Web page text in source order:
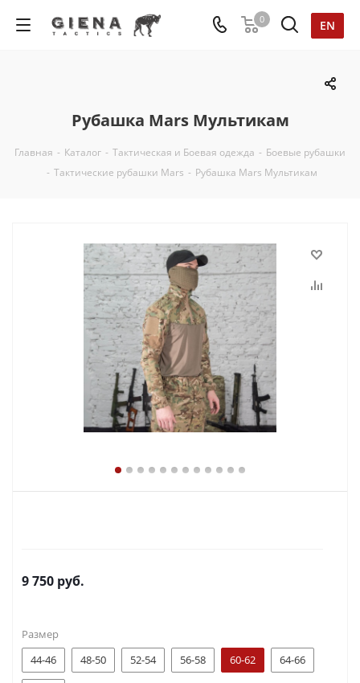
EN
0
Рубашка Mars Мультикам
Главная - Каталог - Тактическая и Боевая одежда - Боевые рубашки
- Тактические рубашки Mars - Рубашка Mars Мультикам
9 750 руб.
Размер
44-46
48-50 52-54 56-58 60-62 64-66